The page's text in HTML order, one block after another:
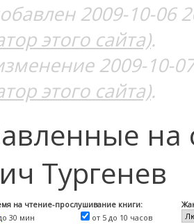
2009-10-06
этого сайта).
2009-10-
этого сайта).
на
Тургенев
на чтение-прослушивание книги:
30 мин
от 5 до 10 часов